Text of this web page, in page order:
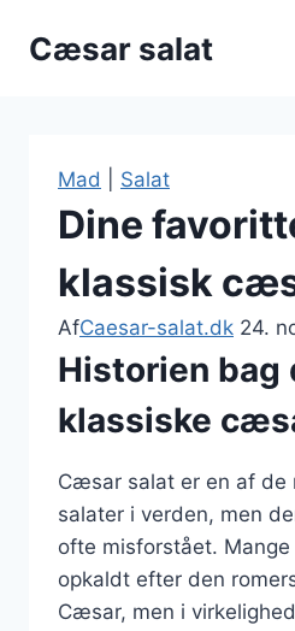
Cæsar salat
Mad Salat
Dine
klassisk
AfCaesar-salat.dk 24.
Historien bag
klassiske
Cæsar salat er en af de
salater i verden, men
ofte misforstået.
opkaldt efter den
Cæsar, men i